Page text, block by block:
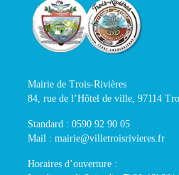
Mairie de Trois-Rivières
84, rue de l’Hôtel de ville, 97114
Standard : 0590 92 90 05
Mail : mairie@villetroisrivieres.fr
Horaires d’ouverture :